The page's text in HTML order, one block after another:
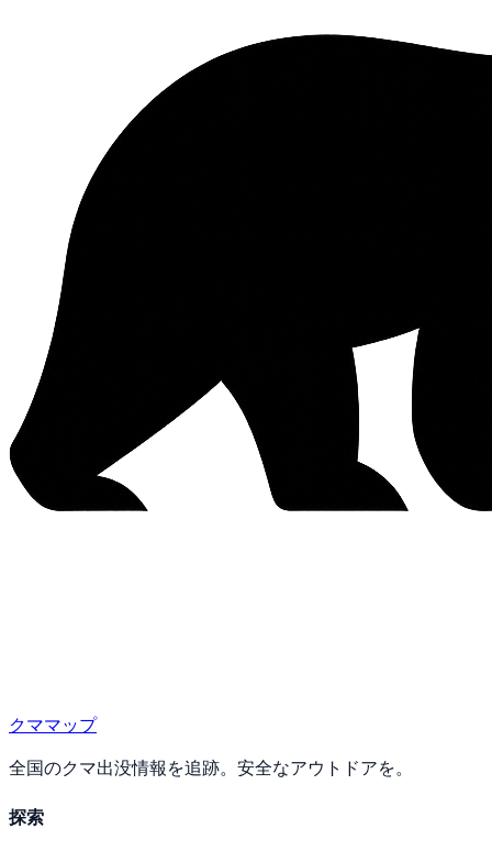
クママップ
全国のクマ出没情報を追跡。安全なアウトドアを。
探索